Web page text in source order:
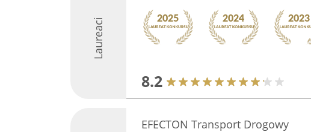
Laureaci
8.2
EFECTON Transport Drogowy